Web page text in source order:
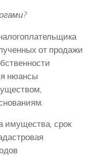
от продажи
нюансы
срок